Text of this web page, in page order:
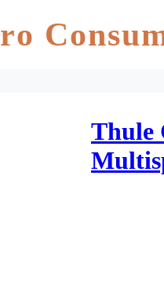
Thule